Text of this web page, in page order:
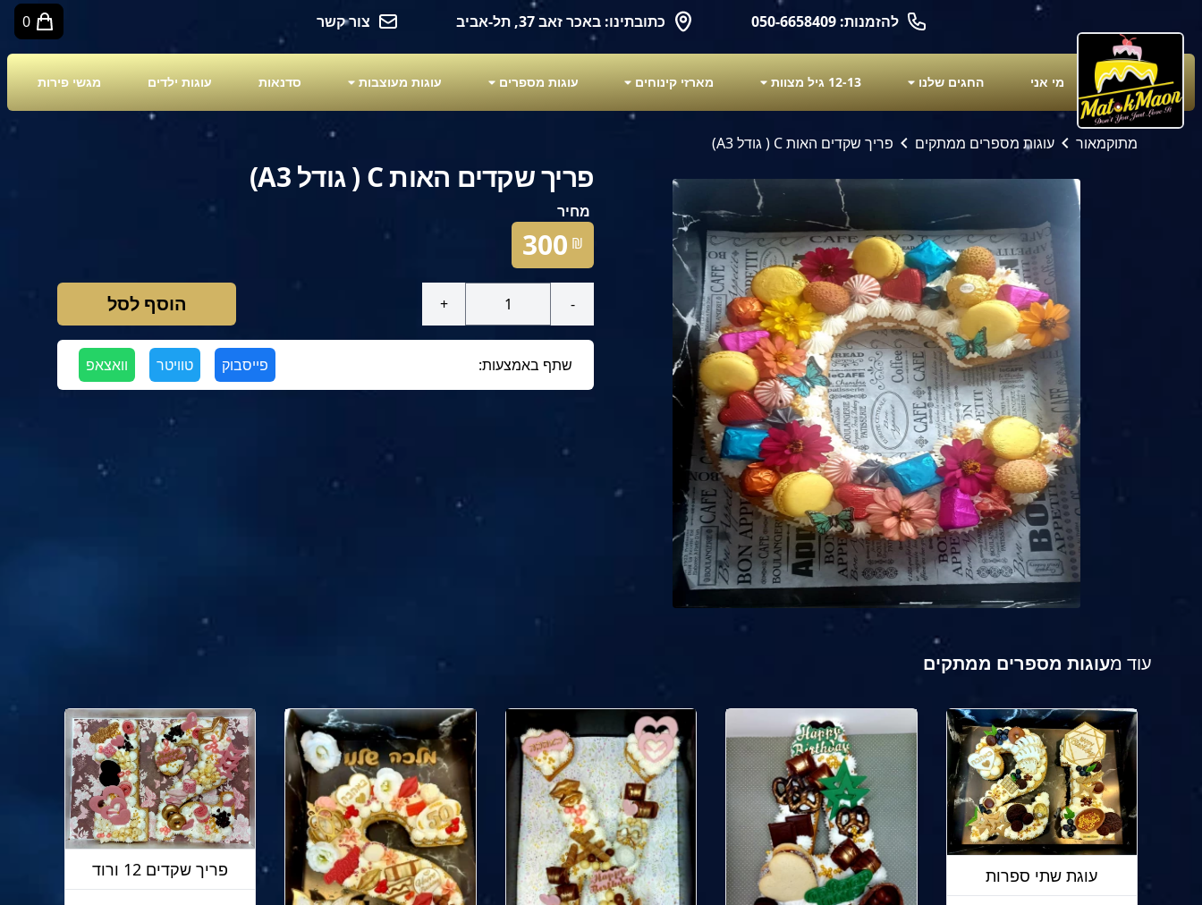
להזמנות: 050-6658409 כתובתינו: באכר זאב 37, תל-אביב צור קשר 0
מי אני החגים שלנו 12-13 גיל מצוות מארזי קינוחים עוגות מספרים עוגות מעוצבות סדנאות עוגות ילדים מגשי פירות
מתוקמאור עוגות מספרים ממתקים פריך שקדים האות C ( גודל A3)
פריך שקדים האות C ( גודל A3)
מחיר
₪
300
-
+ הוסף לסל
שתף באמצעות: פייסבוק טוויטר וואצאפ
עוד מעוגות מספרים ממתקים
עוגת שתי ספרות פריך שקדים 12 ורוד